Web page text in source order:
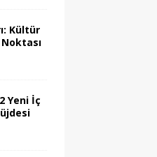
Kültür
Yeni İç